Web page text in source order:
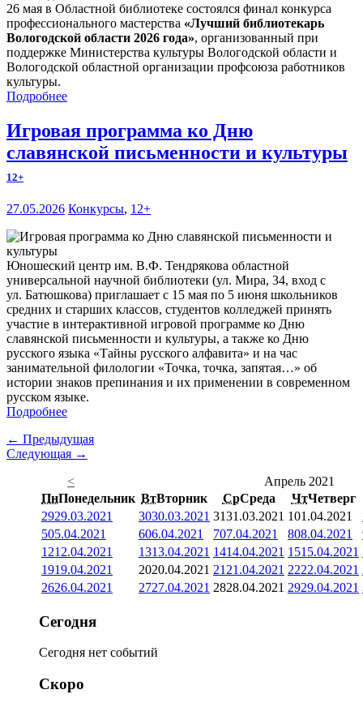
26 мая в Областной библиотеке состоялся финал конкурса
профессионального мастерства «Лучший библиотекарь
Вологодской области 2026 года», организованный при
поддержке Министерства культуры Вологодской области и
Вологодской областной организации профсоюза работников
культуры.
Подробнее
Игровая программа ко Дню
славянской письменности и культуры
12+
27.05.2026 Конкурсы, 12+
Юношеский центр им. В.Ф. Тендрякова областной
универсальной научной библиотеки (ул. Мира, 34, вход с
ул. Батюшкова) приглашает с 15 мая по 5 июня школьников
средних и старших классов, студентов колледжей принять
участие в интерактивной игровой программе ко Дню
славянской письменности и культуры, а также ко Дню
русского языка «Тайны русского алфавита» и на час
занимательной филологии «Точка, точка, запятая…» об
истории знаков препинания и их применении в современном
русском языке.
Подробнее
← Предыдущая
Следующая →
<
Апрель 2021
ПнПонедельник ВтВторник СрСреда ЧтЧетверг
2929.03.2021 3030.03.2021 3131.03.2021 101.04.2021
505.04.2021 606.04.2021 707.04.2021 808.04.2021
1212.04.2021 1313.04.2021 1414.04.2021 1515.04.2021
1919.04.2021 2020.04.2021 21 21.04.2021 2222.04.2021
2626.04.2021 2727.04.2021 2828.04.2021 2929.04.2021
Сегодня
Сегодня нет событий
Скоро